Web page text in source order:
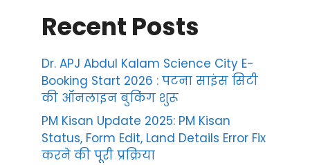
Recent Posts
Dr. APJ Abdul Kalam Science City E-
Booking Start 2026 : पटना साइंस सिटी
की ऑनलाइन बुकिंग शुरू
PM Kisan Update 2025: PM Kisan
Status, Form Edit, Land Details Error Fix
करने की पूरी प्रक्रिया